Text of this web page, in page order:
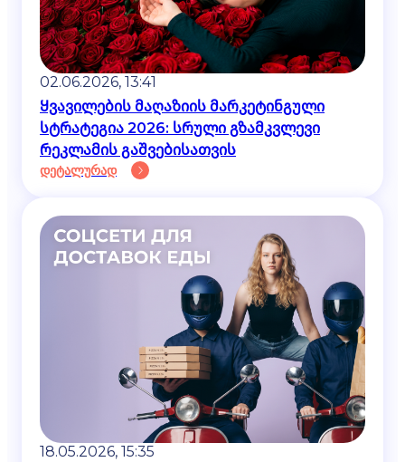
02.06.2026, 13:41
Ყვავილების მაღაზიის მარკეტინგული
სტრატეგია 2026: სრული გზამკვლევი
რეკლამის გაშვებისათვის
დეტალურად
18.05.2026, 15:35